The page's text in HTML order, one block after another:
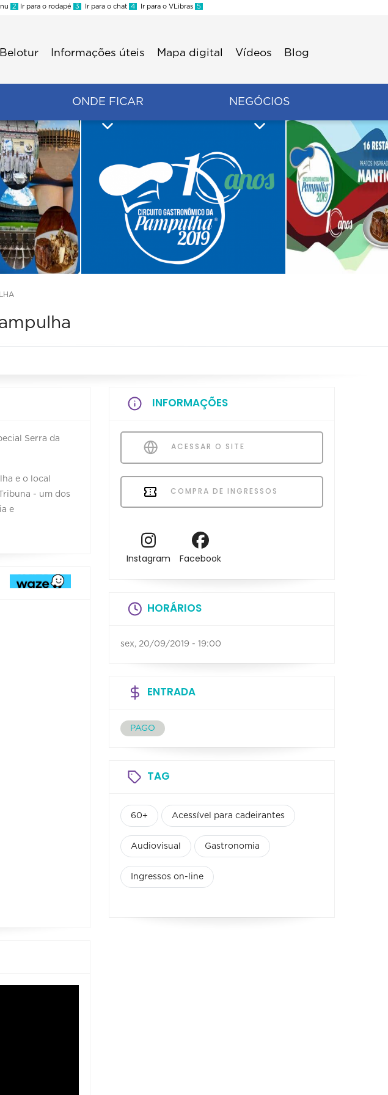
2 Ir para o rodapé 3 Ir para o chat 4 Ir para o VLibras 5
Informações úteis Mapa digital Vídeos Blog
ONDE FICAR NEGÓCIOS
Serra da
e o local
- um dos
e
INFORMAÇÕES
ACESSAR O SITE
COMPRA DE INGRESSOS
Instagram Facebook
HORÁRIOS
sex, 20/09/2019 - 19:00
ENTRADA
PAGO
TAG
60+ Acessível para cadeirantes
Audiovisual Gastronomia
Ingressos on-line